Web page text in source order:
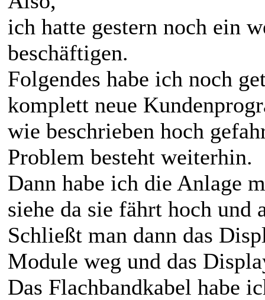
ich hatte gestern noch ein
beschäftigen.
Folgendes habe ich noch
komplett neue
wie beschrieben hoch
Problem besteht weiterhin.
Dann habe ich die Anlage
siehe da sie fährt hoch und
Schließt man dann das
Module weg und das
Das Flachbandkabel habe